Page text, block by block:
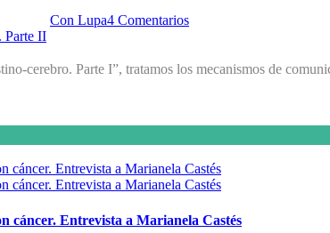
Con Lupa4 Comentarios
cerebro. Parte I”, tratamos los mecanismos de
cáncer. Entrevista a Marianela Castés